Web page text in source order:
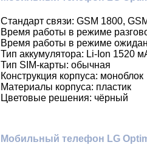
Стандарт связи: GSM 1800,
Время работы в режиме
Время работы в режиме
Тип аккумулятора: Li-Ion 1520
Тип SIM-карты: обычная
Конструкция корпуса: моноблок
Материалы корпуса: пластик
Цветовые решения: чёрный
Мобильный телефон LG